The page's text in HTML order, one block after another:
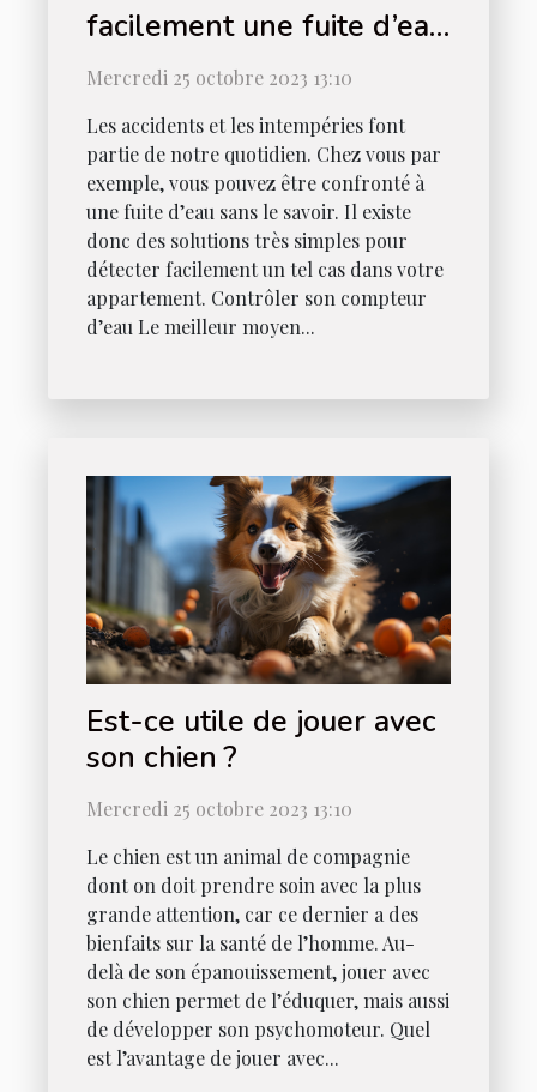
facilement une fuite d’eau
chez vous ?
Mercredi 25 octobre 2023 13:10
Les accidents et les intempéries font
partie de notre quotidien. Chez vous par
exemple, vous pouvez être confronté à
une fuite d’eau sans le savoir. Il existe
donc des solutions très simples pour
détecter facilement un tel cas dans votre
appartement. Contrôler son compteur
d’eau Le meilleur moyen...
Est-ce utile de jouer avec
son chien ?
Mercredi 25 octobre 2023 13:10
Le chien est un animal de compagnie
dont on doit prendre soin avec la plus
grande attention, car ce dernier a des
bienfaits sur la santé de l’homme. Au-
delà de son épanouissement, jouer avec
son chien permet de l’éduquer, mais aussi
de développer son psychomoteur. Quel
est l’avantage de jouer avec...